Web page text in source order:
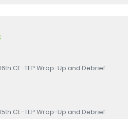
CE-TEP Wrap-Up and Debrief
CE-TEP Wrap-Up and Debrief